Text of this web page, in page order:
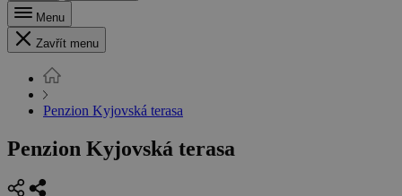
Menu
Zavřít menu
Penzion Kyjovská terasa
Penzion Kyjovská terasa